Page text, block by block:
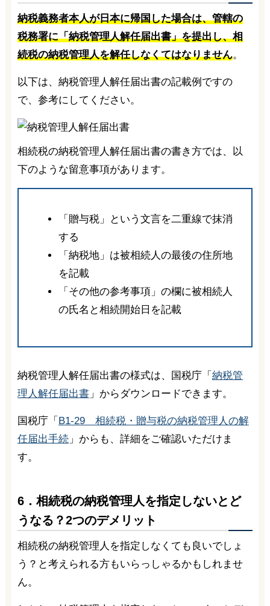
納税義務者本人が日本に帰国した場合は、管轄の
税務署に「納税管理人解任届出書」を提出し、相
続税の納税管理人を解任しなくてはなりません。
以下は、納税管理人解任届出書の記載例ですの
で、参考にしてください。
相続税の納税管理人解任届出書の書き方では、以
下のような留意事項があります。
「贈与税」という文言を二重線で抹消
する
「納税地」は被相続人の最後の住所地
を記載
「その他の参考事項」の欄に被相続人
の氏名と相続開始日を記載
納税管理人解任届出書の様式は、国税庁「 納税管
理人解任届出書」からダウンロードできます。
国税庁「 B1-29 相続税・贈与税の納税管理人の解
任届出手続」からも、詳細をご確認いただけま
す。
6．相続税の納税管理人を指定しないとど
うなる？2つのデメリット
相続税の納税管理人を指定しなくても良いでしょ
う？と考えられる方もいらっしゃるかもしれませ
ん。